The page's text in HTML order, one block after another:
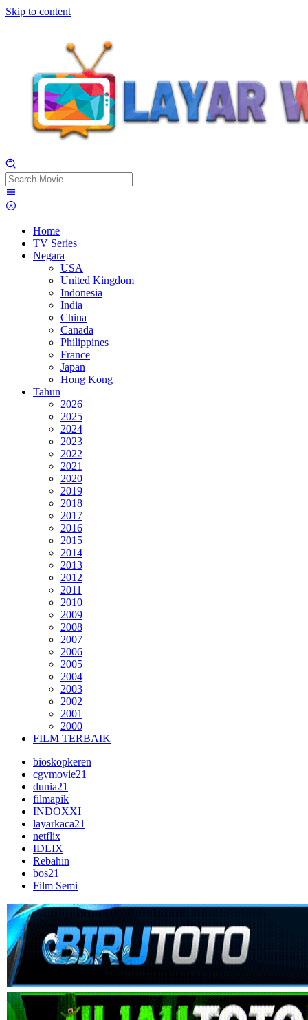
Skip to content
Home
TV Series
Negara
USA
United Kingdom
Indonesia
India
China
Canada
Philippines
France
Japan
Hong Kong
Tahun
2026
2025
2024
2023
2022
2021
2020
2019
2018
2017
2016
2015
2014
2013
2012
2011
2010
2009
2008
2007
2006
2005
2004
2003
2002
2001
2000
FILM TERBAIK
bioskopkeren
cgvmovie21
dunia21
filmapik
INDOXXI
layarkaca21
netflix
IDLIX
Rebahin
bos21
Film Semi